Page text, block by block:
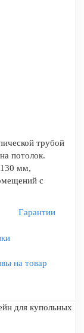
трубой
потолок.
мм,
с
Гарантии
на товар
для купольных